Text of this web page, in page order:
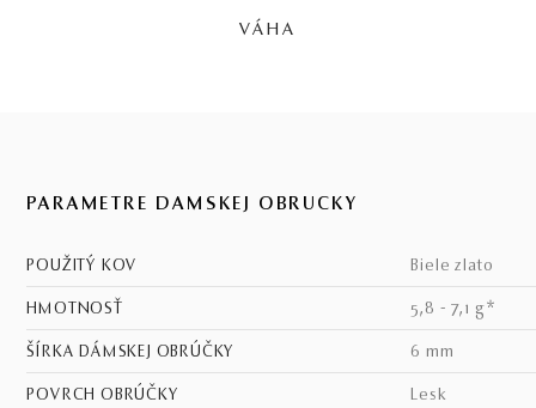
VÁHA
PARAMETRE DÁMSKEJ OBRÚČKY
POUŽITÝ KOV biele zlato
HMOTNOSŤ 5,8 - 7,1 g*
ŠÍRKA DÁMSKEJ OBRÚČKY 6 mm
POVRCH OBRÚČKY lesk